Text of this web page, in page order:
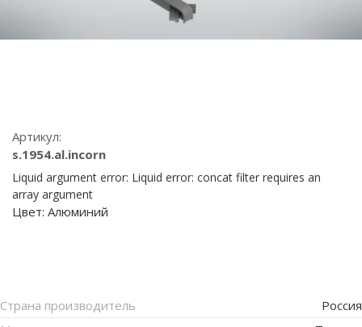
Артикул:
s.1954.al.incorn
Liquid argument error: Liquid error: concat filter requires an
array argument
Цвет: Алюминий
Страна производитель
Россия